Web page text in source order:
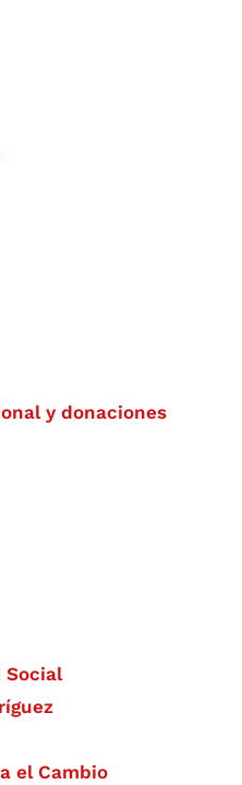
y donaciones
Social
el Cambio